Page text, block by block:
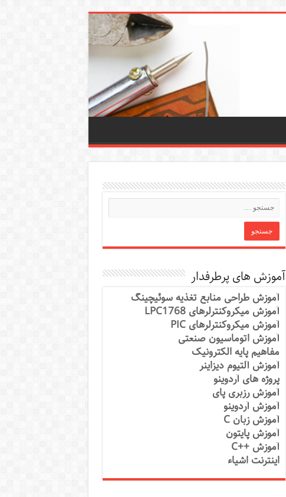
آموزش های پرطرفدار
آموزش طراحی منابع تغذیه سوئیچینگ
آموزش میکروکنترلرهای LPC1768
آموزش میکروکنترلرهای PIC
آموزش اتوماسیون صنعتی
مفاهیم پایه الکترونیک
آموزش آلتیوم دیزاینر
پروژه های آردوینو
آموزش رزبری پای
آموزش آردوینو
آموزش زبان C
آموزش پایتون
آموزش ++C
اینترنت اشیاء